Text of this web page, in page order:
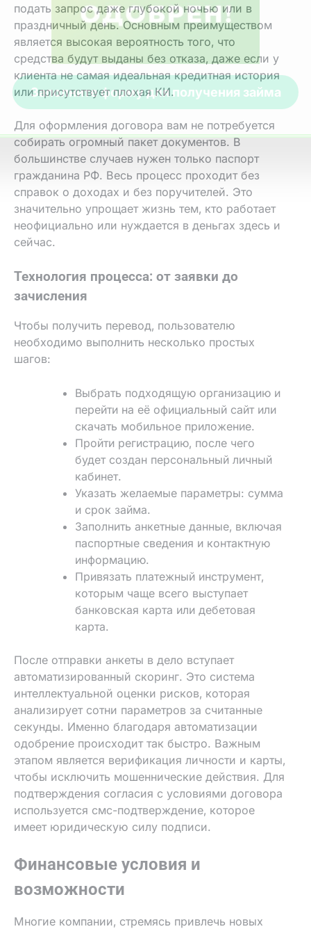
подать запрос даже глубокой ночью или в
праздничный день. Основным преимуществом
является высокая вероятность того‚ что
средства будут выданы без отказа‚ даже если у
клиента не самая идеальная кредитная история
или присутствует плохая КИ.
Для оформления договора вам не потребуется
собирать огромный пакет документов. В
большинстве случаев нужен только паспорт
гражданина РФ. Весь процесс проходит без
справок о доходах и без поручителей. Это
значительно упрощает жизнь тем‚ кто работает
неофициально или нуждается в деньгах здесь и
сейчас.
Технология процесса: от заявки до
зачисления
Чтобы получить перевод‚ пользователю
необходимо выполнить несколько простых
шагов:
Выбрать подходящую организацию и
перейти на её официальный сайт или
скачать мобильное приложение.
Пройти регистрацию‚ после чего
будет создан персональный личный
кабинет.
Указать желаемые параметры: сумма
и срок займа.
Заполнить анкетные данные‚ включая
паспортные сведения и контактную
информацию.
Привязать платежный инструмент‚
которым чаще всего выступает
банковская карта или дебетовая
карта.
После отправки анкеты в дело вступает
автоматизированный скоринг. Это система
интеллектуальной оценки рисков‚ которая
анализирует сотни параметров за считанные
секунды. Именно благодаря автоматизации
одобрение происходит так быстро. Важным
этапом является верификация личности и карты‚
чтобы исключить мошеннические действия. Для
подтверждения согласия с условиями договора
используется смс-подтверждение‚ которое
имеет юридическую силу подписи.
Финансовые условия и
возможности
Многие компании‚ стремясь привлечь новых